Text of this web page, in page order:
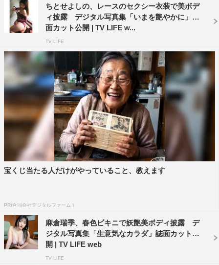
ちとせよしの、レースのセクシー衣装で美ボデ
ィ披露 デジタル写真集「いまを艶やかに」誌
面カット公開 | TV LIFE w...
TV LIFE
宝くじ当たる人だけがやっていること、教えます
PR(合同会社デジタルファーム )
麻倉瑞季、春色ビキニで妖艶美ボディ披露 デ
ジタル写真集「生意気なカラダ」誌面カット公
開 | TV LIFE web
TV LIFE